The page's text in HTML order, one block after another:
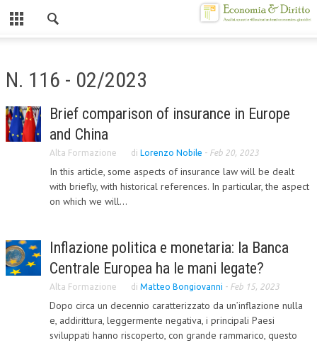
CHI SIAMO
MISSION
CENTRO STUDI
ATTO COSTITUTIVO E STATUTO
OBIETTIVI
DIREZIONE SCIENTIFICA
ALTA FORMAZIONE
CORSI CE.S.E.D.
N. 116 - 02/2023
Brief comparison of insurance in Europe
and China
Alta Formazione di Lorenzo Nobile - Feb 20, 2023
In this article, some aspects of insurance law will be dealt
with briefly, with historical references. In particular, the aspect
on which we will...
Inflazione politica e monetaria: la Banca
Centrale Europea ha le mani legate?
Alta Formazione di Matteo Bongiovanni - Feb 15, 2023
Dopo circa un decennio caratterizzato da un’inflazione nulla
e, addirittura, leggermente negativa, i principali Paesi
sviluppati hanno riscoperto, con grande rammarico, questo